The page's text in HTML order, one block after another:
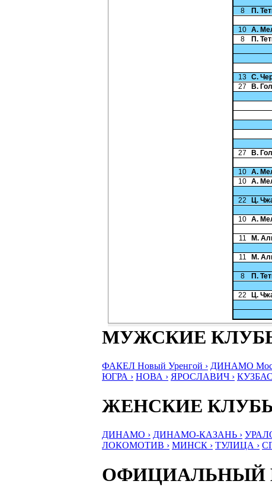
8
П.
10 А.
8
П.
13 С.
27
В.
27
В.
10 А.
10 А.
22
Ц.
10 А.
11
М.
11
М.
8
П.
22
Ц.
МУЖСКИЕ
ФАКЕЛ Новый Уренгой › ДИНАМО
ЮГРА › НОВА › ЯРОСЛАВИЧ ›
ЖЕНСКИЕ
ДИНАМО › ДИНАМО-КАЗАНЬ ›
ЛОКОМОТИВ › МИНСК › ТУЛИЦА ›
ОФИЦИАЛЬНЫЙ